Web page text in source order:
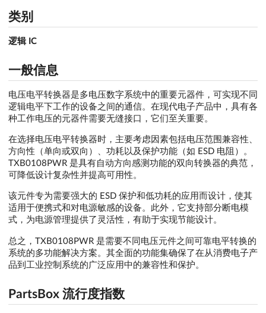
类别
逻辑 IC
一般信息
电压电平转换器是多电压数字系统中的重要元器件，可实现不同
逻辑电平下工作的设备之间的通信。在现代电子产品中，具有各
种工作电压的元器件需要无缝接口，它们至关重要。
在选择电压电平转换器时，主要考虑因素包括电压范围兼容性、
方向性（单向或双向）、功耗以及保护功能（如 ESD 电阻）。
TXB0108PWR 是具有自动方向感测功能的双向转换器的典范，
可降低设计复杂性并提高可用性。
该元件专为需要强大的 ESD 保护和低功耗的应用而设计，使其
适用于便携式和对电源敏感的设备。此外，它支持部分断电模
式，为电源管理提供了灵活性，有助于实现节能设计。
总之，TXB0108PWR 是需要不同电压元件之间可靠电平转换的
系统的多功能解决方案。其全面的功能集确保了在从消费电子产
品到工业控制系统的广泛应用中的兼容性和保护。
PartsBox 流行度指数